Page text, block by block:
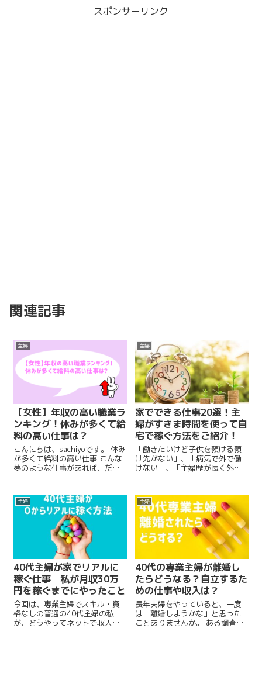
スポンサーリンク
関連記事
主婦
【女性】年収の高い職業ラ
ンキング！休みが多くて給
料の高い仕事は？
こんにちは、sachiyoです。 休み
が多くて給料の高い仕事 こんな
夢のような仕事があれば、だれ
がとりやすくて、精神的に楽
で、かつ年収が高い仕事。 そん
な好条件の仕事ってホントにあ
主婦
家でできる仕事20選！主
婦がすきま時間を使って自
宅で稼ぐ方法をご紹介！
「働きたいけど子供を預ける預
け先がない」、「病気で外で働
けない」、「主婦歴が長く外に
でいませんか？ 今回は 自宅で稼
げる仕事がしたい といった方に
向けて、在宅で仕事ができるお
すすめの在...
主婦
40代主婦が家でリアルに
稼ぐ仕事 私が月収30万
円を稼ぐまでにやったこと
今回は、専業主婦でスキル・資
格なしの普通の40代主婦の私
が、どうやってネットで収入を
主婦
40代の専業主婦が離婚し
たらどうなる？自立するた
めの仕事や収入は？
長年夫婦をやっていると、一度
は「離婚しようかな」と思った
ことありませんか。 ある調査で